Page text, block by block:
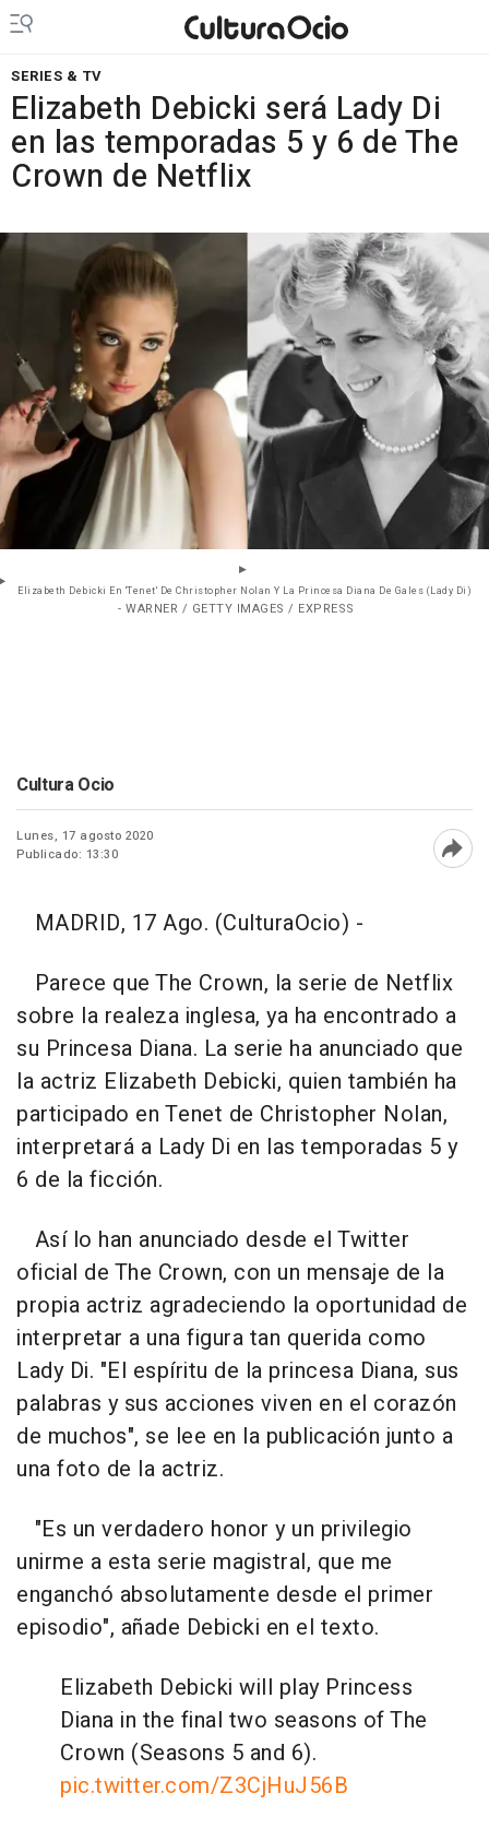
SERIES & TV
Elizabeth Debicki será Lady Di
en las temporadas 5 y 6 de The
Crown de Netflix
Elizabeth Debicki En 'Tenet' De Christopher Nolan Y La Princesa Diana De Gales (Lady Di)
- WARNER / GETTY IMAGES / EXPRESS
Cultura Ocio
Lunes, 17 agosto 2020
Publicado: 13:30
MADRID, 17 Ago. (CulturaOcio) -
Parece que The Crown, la serie de Netflix
sobre la realeza inglesa, ya ha encontrado a
su Princesa Diana. La serie ha anunciado que
la actriz Elizabeth Debicki, quien también ha
participado en Tenet de Christopher Nolan,
interpretará a Lady Di en las temporadas 5 y
6 de la ficción.
Así lo han anunciado desde el Twitter
oficial de The Crown, con un mensaje de la
propia actriz agradeciendo la oportunidad de
interpretar a una figura tan querida como
Lady Di. "El espíritu de la princesa Diana, sus
palabras y sus acciones viven en el corazón
de muchos", se lee en la publicación junto a
una foto de la actriz.
"Es un verdadero honor y un privilegio
unirme a esta serie magistral, que me
enganchó absolutamente desde el primer
episodio", añade Debicki en el texto.
Elizabeth Debicki will play Princess
Diana in the final two seasons of The
Crown (Seasons 5 and 6).
pic.twitter.com/Z3CjHuJ56B